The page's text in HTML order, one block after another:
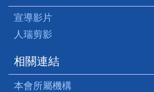
宣導影片
人瑞剪影
相關連結
本會所屬機構